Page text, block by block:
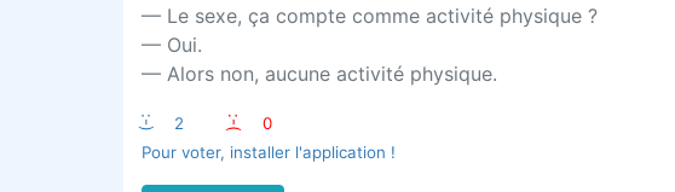
— Le sexe, ça compte comme activité physique ?
— Oui.
— Alors non, aucune activité physique.
:-) 2 :-(
0
Pour voter, installer l'application !